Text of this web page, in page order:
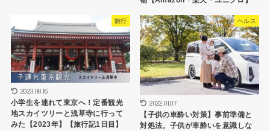
旅行
2023.08.16
小学生を連れて東京へ！定番観光
地スカイツリーと浅草寺に行って
みた【2023年】【旅行記1日目】
ヘルス
2022.01.07
【子供の車酔い対策】事前準備と
対処法。子供が車酔いを意識しな